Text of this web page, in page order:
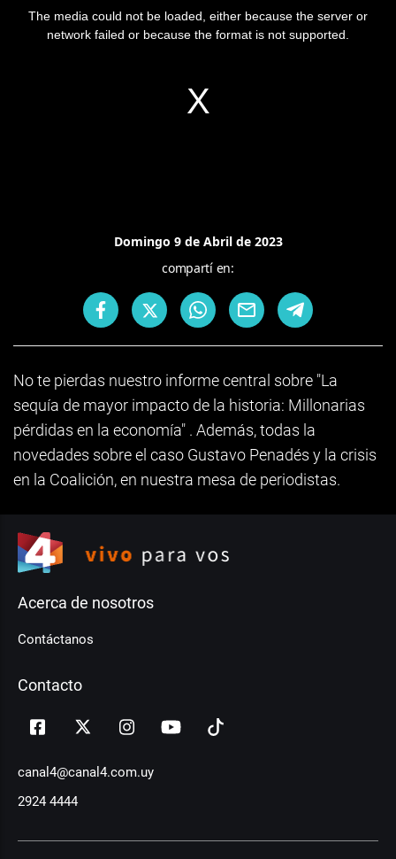
The media could not be loaded, either because the server or
network failed or because the format is not supported.
Domingo 9 de Abril de 2023
compartí en:
No te pierdas nuestro informe central sobre "La
sequía de mayor impacto de la historia: Millonarias
pérdidas en la economía" . Además, todas la
novedades sobre el caso Gustavo Penadés y la crisis
en la Coalición, en nuestra mesa de periodistas.
Acerca de nosotros
Contáctanos
Contacto
canal4@canal4.com.uy
2924 4444